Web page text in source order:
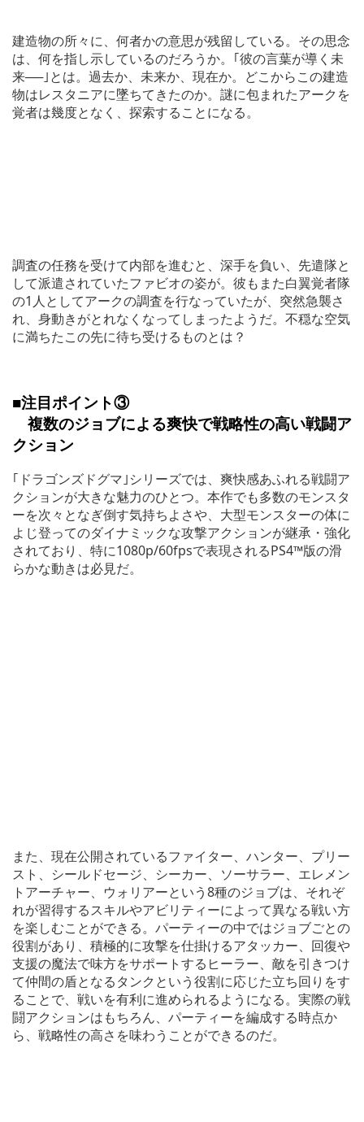
建造物の所々に、何者かの意思が残留している。その思念
は、何を指し示しているのだろうか。｢彼の言葉が導く未
来──｣とは。過去か、未来か、現在か。どこからこの建造
物はレスタニアに墜ちてきたのか。謎に包まれたアークを
覚者は幾度となく、探索することになる。
調査の任務を受けて内部を進むと、深手を負い、先遣隊と
して派遣されていたファビオの姿が。彼もまた白翼覚者隊
の1人としてアークの調査を行なっていたが、突然急襲さ
れ、身動きがとれなくなってしまったようだ。不穏な空気
に満ちたこの先に待ち受けるものとは？
■注目ポイント③
複数のジョブによる爽快で戦略性の高い戦闘ア
クション
｢ドラゴンズドグマ｣シリーズでは、爽快感あふれる戦闘ア
クションが大きな魅力のひとつ。本作でも多数のモンスタ
ーを次々となぎ倒す気持ちよさや、大型モンスターの体に
よじ登ってのダイナミックな攻撃アクションが継承・強化
されており、特に1080p/60fpsで表現されるPS4™版の滑
らかな動きは必見だ。
また、現在公開されているファイター、ハンター、プリー
スト、シールドセージ、シーカー、ソーサラー、エレメン
トアーチャー、ウォリアーという8種のジョブは、それぞ
れが習得するスキルやアビリティーによって異なる戦い方
を楽しむことができる。パーティーの中ではジョブごとの
役割があり、積極的に攻撃を仕掛けるアタッカー、回復や
支援の魔法で味方をサポートするヒーラー、敵を引きつけ
て仲間の盾となるタンクという役割に応じた立ち回りをす
ることで、戦いを有利に進められるようになる。実際の戦
闘アクションはもちろん、パーティーを編成する時点か
ら、戦略性の高さを味わうことができるのだ。